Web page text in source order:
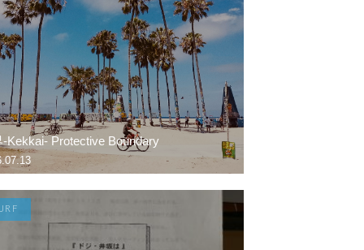
-Kekkai- Protective Boundary